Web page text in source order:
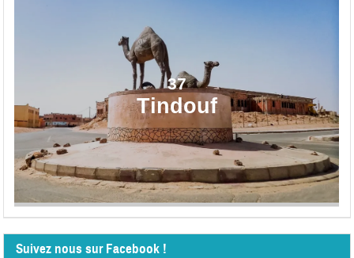
37
Tindouf
Suivez nous sur Facebook !